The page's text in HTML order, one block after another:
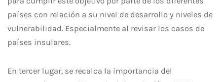
países con relación a su nivel de desarrollo y niveles de
vulnerabilidad. Especialmente al revisar los casos de
países insulares.
En tercer lugar, se recalca la importancia del